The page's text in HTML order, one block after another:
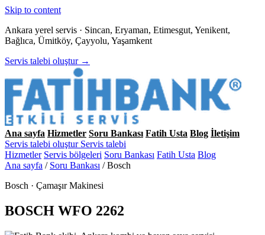
Skip to content
Ankara yerel servis · Sincan, Eryaman, Etimesgut, Yenikent,
Bağlıca, Ümitköy, Çayyolu, Yaşamkent
Servis talebi oluştur →
Ana sayfa Hizmetler Soru Bankası Fatih Usta Blog İletişim
Servis talebi oluştur Servis talebi
Hizmetler Servis bölgeleri Soru Bankası Fatih Usta Blog
Ana sayfa / Soru Bankası / Bosch
Bosch · Çamaşır Makinesi
BOSCH WFO 2262